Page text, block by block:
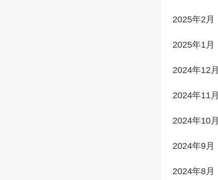
2025年2月
2025年1月
2024年12月
2024年11月
2024年10月
2024年9月
2024年8月